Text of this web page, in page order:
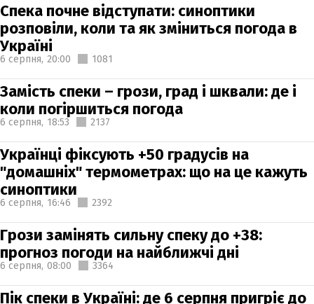
Спека почне відступати: синоптики
розповіли, коли та як зміниться погода в
Україні
6 серпня, 20:00 1081
Замість спеки – грози, град і шквали: де і
коли погіршиться погода
6 серпня, 18:53 2137
Українці фіксують +50 градусів на
"домашніх" термометрах: що на це кажуть
синоптики
6 серпня, 16:46 2392
Грози замінять сильну спеку до +38:
прогноз погоди на найближчі дні
6 серпня, 08:00 3364
Пік спеки в Україні: де 6 серпня пригріє до